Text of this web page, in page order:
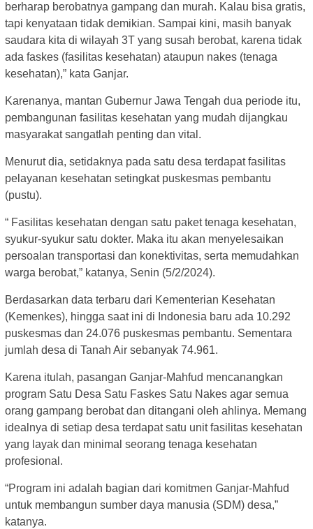
berharap berobatnya gampang dan murah. Kalau bisa gratis,
tapi kenyataan tidak demikian. Sampai kini, masih banyak
saudara kita di wilayah 3T yang susah berobat, karena tidak
ada faskes (fasilitas kesehatan) ataupun nakes (tenaga
kesehatan),” kata Ganjar.
Karenanya, mantan Gubernur Jawa Tengah dua periode itu,
pembangunan fasilitas kesehatan yang mudah dijangkau
masyarakat sangatlah penting dan vital.
Menurut dia, setidaknya pada satu desa terdapat fasilitas
pelayanan kesehatan setingkat puskesmas pembantu
(pustu).
“ Fasilitas kesehatan dengan satu paket tenaga kesehatan,
syukur-syukur satu dokter. Maka itu akan menyelesaikan
persoalan transportasi dan konektivitas, serta memudahkan
warga berobat,” katanya, Senin (5/2/2024).
Berdasarkan data terbaru dari Kementerian Kesehatan
(Kemenkes), hingga saat ini di Indonesia baru ada 10.292
puskesmas dan 24.076 puskesmas pembantu. Sementara
jumlah desa di Tanah Air sebanyak 74.961.
Karena itulah, pasangan Ganjar-Mahfud mencanangkan
program Satu Desa Satu Faskes Satu Nakes agar semua
orang gampang berobat dan ditangani oleh ahlinya. Memang
idealnya di setiap desa terdapat satu unit fasilitas kesehatan
yang layak dan minimal seorang tenaga kesehatan
profesional.
“Program ini adalah bagian dari komitmen Ganjar-Mahfud
untuk membangun sumber daya manusia (SDM) desa,”
katanya.